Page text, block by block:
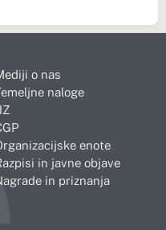
o nas
naloge
enote
in javne objave
in priznanja